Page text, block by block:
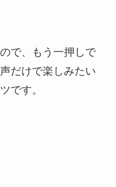
で、もう一押しで
だけで楽しみたい
です。